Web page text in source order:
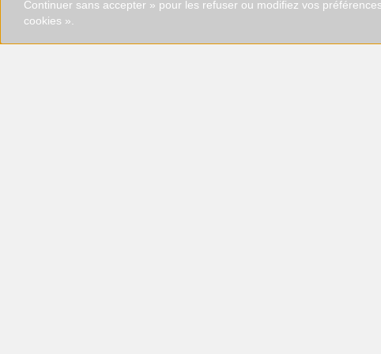
Continuer sans accepter » pour les refuser ou modifiez vos
cookies ».